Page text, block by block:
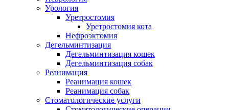
Урология
Уретростомия
Уретростомия кота
Нефроэктомия
Дегельминтизация
Дегельминтизация кошек
Дегельминтизация собак
Реанимация
Реанимация кошек
Реанимация собак
Стоматологические услуги